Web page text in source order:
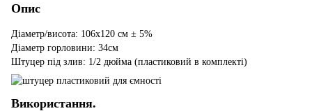
Опис
Діаметр/висота: 106х120 см ± 5%
Діаметр горловини: 34см
Штуцер під злив: 1/2 дюйма (пластиковий в комплекті)
Використання.